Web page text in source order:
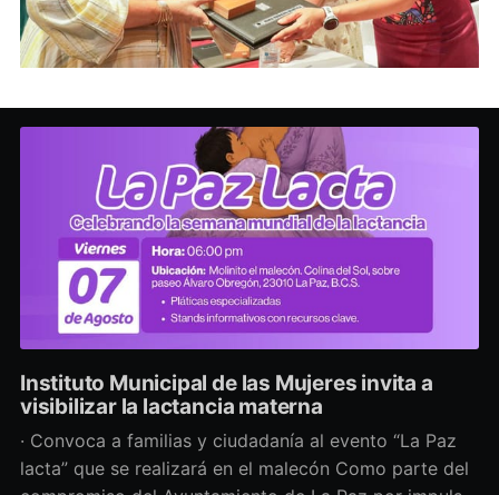
Instituto Municipal de las Mujeres invita a
visibilizar la lactancia materna
· Convoca a familias y ciudadanía al evento “La Paz
lacta” que se realizará en el malecón Como parte del